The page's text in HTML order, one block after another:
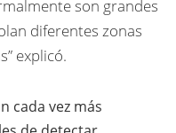
son grandes
diferentes zonas
explicó.
cada vez más